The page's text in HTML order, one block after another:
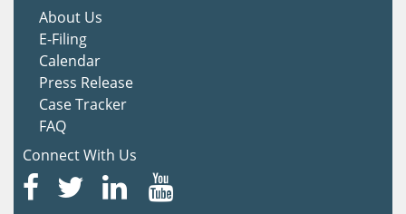
About Us
E-Filing
Calendar
Press Release
Case Tracker
FAQ
Connect With Us